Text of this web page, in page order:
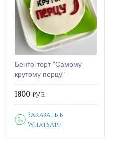
Бенто-торт "Самому
крутому перцу"
1800 руб.
Заказать в
WhatsApp